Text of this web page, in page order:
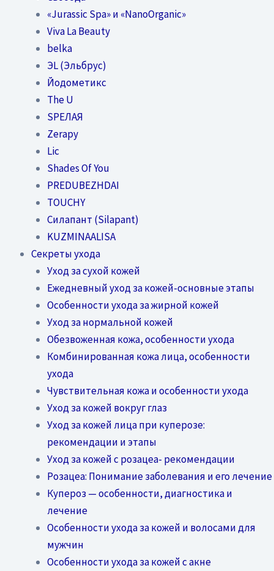
«Jurassic Spa» и «NanoOrganic»
Viva La Beauty
belka
ЭL (Эльбрус)
Йодометикс
The U
SPEЛАЯ
Zerapy
Lic
Shades Of You
PREDUBEZHDAI
TOUCHY
Силапант (Silapant)
KUZMINAALISA
Секреты ухода
Уход за сухой кожей
Ежедневный уход за кожей-основные этапы
Особенности ухода за жирной кожей
Уход за нормальной кожей
Обезвоженная кожа, особенности ухода
Комбинированная кожа лица, особенности
ухода
Чувствительная кожа и особенности ухода
Уход за кожей вокруг глаз
Уход за кожей лица при куперозе:
рекомендации и этапы
Уход за кожей с розацеа- рекомендации
Розацеа: Понимание заболевания и его лечение
Купероз — особенности, диагностика и
лечение
Особенности ухода за кожей и волосами для
мужчин
Особенности ухода за кожей с акне